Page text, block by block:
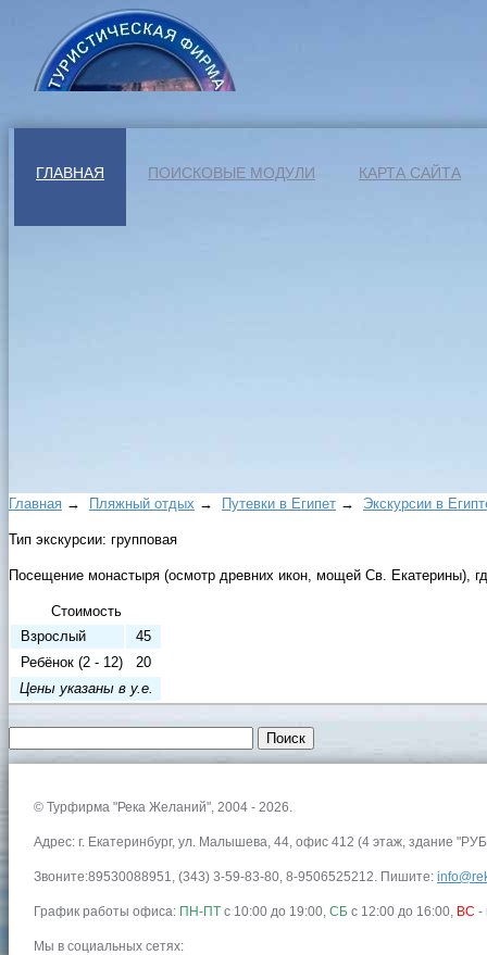
ГЛАВНАЯ ПОИСКОВЫЕ МОДУЛИ КАРТА САЙТА
Главная → Пляжный отдых → Путевки в Египет → Экскурсии в
Тип экскурсии: групповая
Посещение монастыря (осмотр древних икон, мощей Св. Екатерины),
Стоимость
Взрослый
45
Ребёнок (2 - 12)
20
Цены указаны в у.е.
© Турфирма "Река Желаний", 2004 - 2026.
Адрес: г. Екатеринбург, ул. Малышева, 44, офис 412 (4 этаж, здание
Звоните:89530088951, (343) 3-59-83-80, 8-9506525212. Пишите:
График работы офиса: ПН-ПТ с 10:00 до 19:00, СБ с 12:00 до 16:00, ВС -
Мы в социальных сетях: